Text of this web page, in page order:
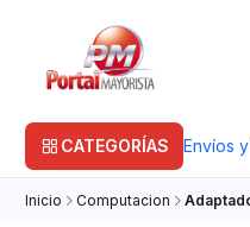
CATEGORÍAS Envíos
Inicio Computacion